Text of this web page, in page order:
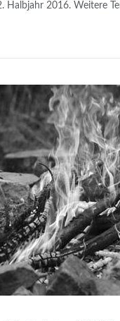
Halbjahr 2016. Weitere